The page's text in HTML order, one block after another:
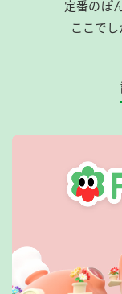
定番のぽ
ここで